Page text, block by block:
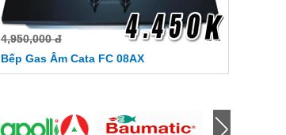
4,950,000 đ
Bếp Gas Âm Cata FC 08AX